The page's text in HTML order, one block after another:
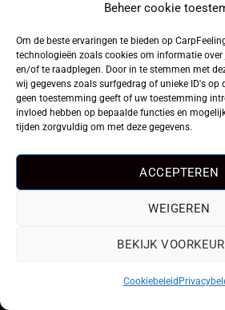
Beheer cookie
Om de beste ervaringen te bieden op
technologieën zoals cookies om informatie
en/of te raadplegen. Door in te stemmen met
wij gegevens zoals surfgedrag of unieke ID's op
geen toestemming geeft of uw toestemming
invloed hebben op bepaalde functies en
tijden zorgvuldig om met deze gegevens.
ACCEPTEREN
WEIGEREN
BEKIJK
Cookiebeleid
Karpervissen
Populair
Algemeen
Volg ons ook